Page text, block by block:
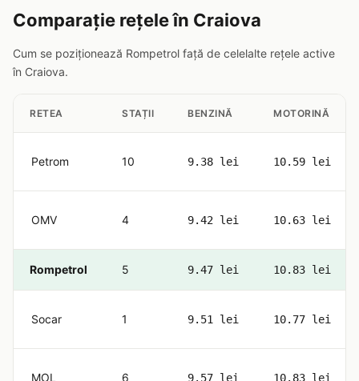
Comparație rețele în Craiova
Cum se poziționează Rompetrol față de celelalte rețele active
în Craiova.
RETEA STAȚII BENZINĂ MOTORINĂ
Petrom 10 9.38 lei 10.59 lei
OMV 4 9.42 lei 10.63 lei
Rompetrol 5 9.47 lei 10.83 lei
Socar 1 9.51 lei 10.77 lei
MOL 6 9.57 lei 10.83 lei